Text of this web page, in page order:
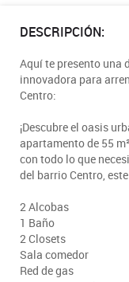
DESCRIPCIÓN:
Aquí te presento
innovadora para
Centro:
¡Descubre el oasis
apartamento de 55
con todo lo que
del barrio Centro,
2 Alcobas
1 Baño
2 Closets
Sala comedor
Red de gas